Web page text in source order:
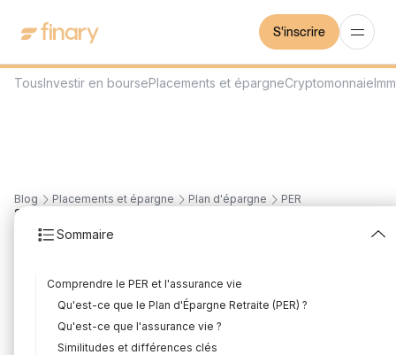
S'inscrire
Blog Placements et épargne Plan d'épargne PER
Sommaire
Comprendre le PER et l'assurance vie
Qu'est-ce que le Plan d'Épargne Retraite (PER) ?
Qu'est-ce que l'assurance vie ?
Similitudes et différences clés
24
match pour une retraite
confortable
TousInvestir en boursePlacements et épargneCryptomonnaie